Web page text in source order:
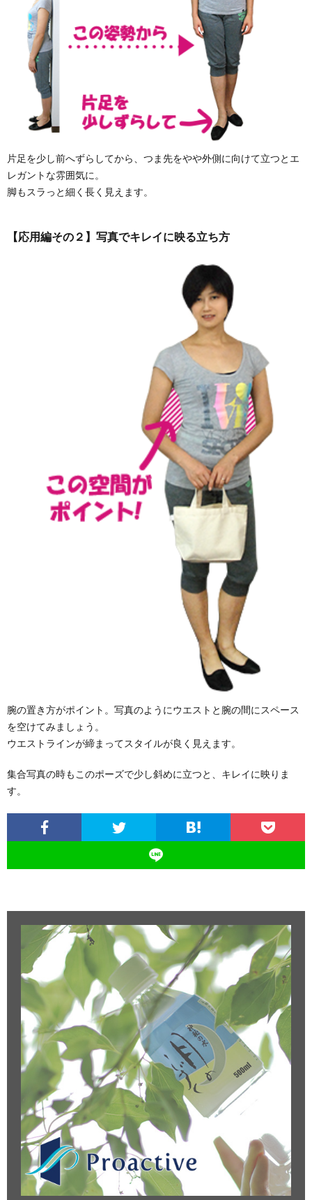
片足を少し前へずらしてから、つま先をやや外側に向けて立つとエ
レガントな雰囲気に。
脚もスラっと細く長く見えます。
【応用編その２】写真でキレイに映る立ち方
腕の置き方がポイント。写真のようにウエストと腕の間にスペース
を空けてみましょう。
ウエストラインが締まってスタイルが良く見えます。
集合写真の時もこのポーズで少し斜めに立つと、キレイに映りま
す。